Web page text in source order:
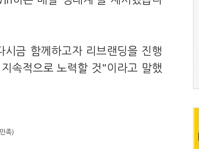
금 함께하고자 리브랜딩을 진행
속적으로 노력할 것"이라고 말했
족)